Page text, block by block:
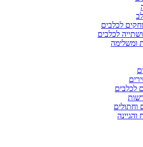
לכלבים
לכלבים
ומשלימה
לכלבים
וחתולים
והגיינה